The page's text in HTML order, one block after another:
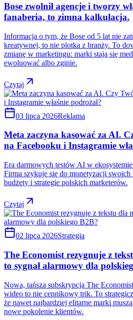
Bose zwolnił agencje i tworzy
fanaberia, to zimna kalkulacja.
Informacja o tym, że Bose od 5 lat nie
kreatywnej, to nie plotka z branży. To
zmianę w marketingu: marki stają się
ewoluować albo zginie.
Czytaj
03 lipca 2026Reklama
Meta zaczyna kasować za AI.
na Facebooku i Instagramie
Era darmowych testów AI w
Firma szykuje się do monetyzacji
budżety i strategie polskich marketerów.
Czytaj
02 lipca 2026Strategia
The Economist rezygnuje z
to sygnał alarmowy dla
Nowa, tańsza subskrypcja The
wideo to nie cennikowy trik. To
że nawet najbardziej elitarne marki
nowe pokolenie klientów.